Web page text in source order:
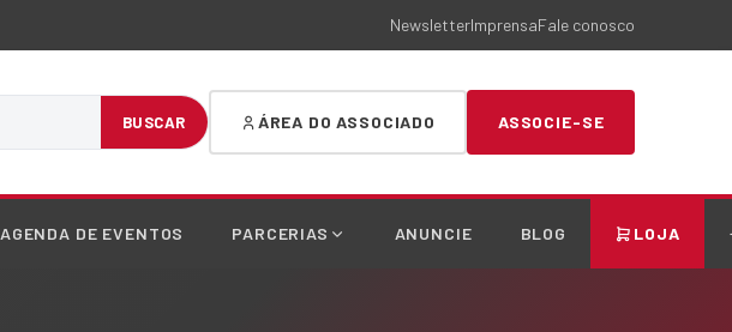
NewsletterImprensaFale conosco
BUSCAR ÁREA DO ASSOCIADO ASSOCIE-SE
AGENDA DE EVENTOS PARCERIAS ANUNCIE BLOG LOJA